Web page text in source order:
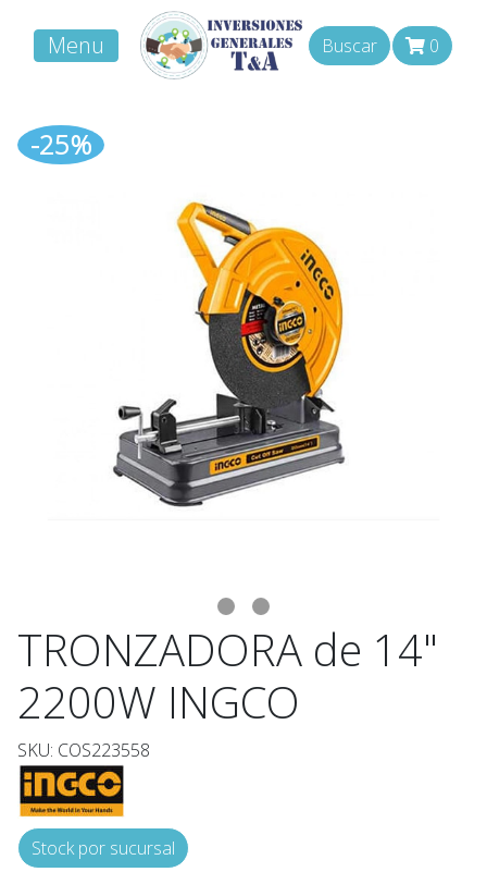
Menu Buscar 0
-25%
TRONZADORA de 14"
2200W INGCO
SKU: COS223558
Stock por sucursal